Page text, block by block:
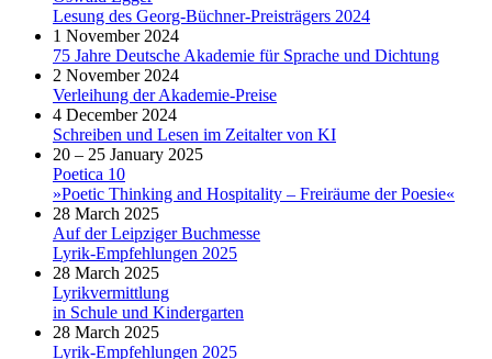
Lesung des Georg-Büchner-Preisträgers 2024
1 November 2024
75 Jahre Deutsche Akademie für Sprache und Dichtung
2 November 2024
Verleihung der Akademie-Preise
4 December 2024
Schreiben und Lesen im Zeitalter von KI
20 – 25 January 2025
Poetica 10
»Poetic Thinking and Hospitality – Freiräume der Poesie«
28 March 2025
Auf der Leipziger Buchmesse
Lyrik-Empfehlungen 2025
28 March 2025
Lyrikvermittlung
in Schule und Kindergarten
28 March 2025
Lyrik-Empfehlungen 2025